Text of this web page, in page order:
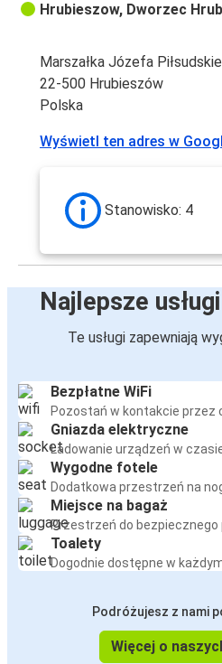
Hrubieszow, Dworzec
Marszałka Józefa
22-500 Hrubieszów
Polska
Wyświetl ten adres w
Stanowisko: 4
Najlepsze
Te usługi zapewniają
Bezpłatne WiFi
Pozostań w kontakcie przez
Gniazda elektryczne
Ładowanie urządzeń w
Wygodne fotele
Dodatkowa przestrzeń na
Miejsce na bagaż
Przestrzeń do
Toalety
Dogodnie dostępne w
Podróżujesz z nami
Więcej o